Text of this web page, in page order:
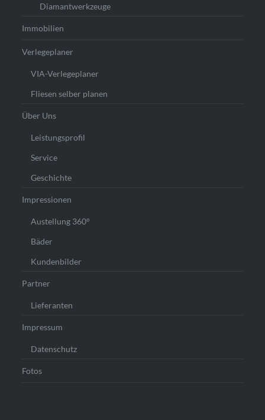
Diamantwerkzeuge
Immobilien
Verlegeplaner
VIA-Verlegeplaner
Fliesen selber planen
Über Uns
Leistungsprofil
Service
Geschichte
Impressionen
Austellung 360°
Bäder
Kundenbilder
Partner
Lieferanten
Impressum
Datenschutz
Fotos